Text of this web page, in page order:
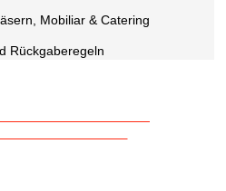
Mobiliar & Catering
Rückgaberegeln